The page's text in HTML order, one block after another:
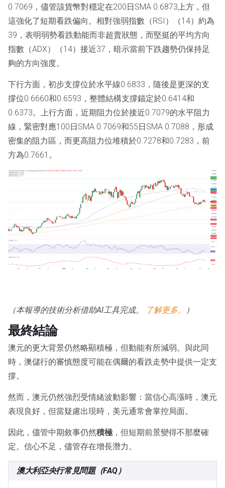
0.7069，儘管該貨幣對穩定在200日SMA 0.6873上方，但
這強化了短期看跌偏向。相對強弱指數（RSI）（14）約為
39，表明弱勢看跌動能而非超賣狀態，而堅挺的平均方向
指數（ADX）（14）接近37，暗示當前下跌趨勢仍保持足
夠的方向強度。
下行方面，初步支撐位於水平線0.6833，隨後是更深的支
撐位0.6660和0.6593，整體結構支撐錨定於0.6414和
0.6373。上行方面，近期阻力位於接近0.7079的水平阻力
線，緊密對應100日SMA 0.7069和55日SMA 0.7088，形成
密集的阻力區，而更高阻力位堆積於0.7278和0.7283，前
方為0.7661。
（本報導的技術分析借助AI工具完成。 了解更多。 ）
最終結論
澳元的更大背景仍然略顯積極，但動能有所減弱。與此同
時，澳儲行的審慎態度可能在偶爾的看跌走勢中提供一定支
撐。
然而，澳元仍然強烈受情緒波動影響：當信心高漲時，澳元
表現良好，但當疑慮出現時，美元通常會掌控局面。
因此，儘管中期敘事仍然積極 ，但短期前景變得不那麼確
定。信心不足，儘管存在增長潛力。
澳大利亞央行常見問題（FAQ）